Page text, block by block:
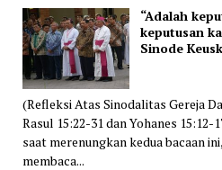
“Adalah
keputusan
Sinode
(Refleksi Atas Sinodalitas Gereja
Rasul 15:22-31 dan Yohanes
saat merenungkan kedua bacaan
membaca...